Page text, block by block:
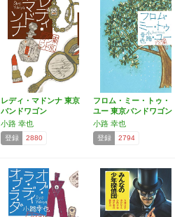
レディ・マドンナ 東京
バンドワゴン
小路 幸也
登録 2880
フロム・ミー・トゥ・
ユー 東京バンドワゴン
小路 幸也
登録 2794